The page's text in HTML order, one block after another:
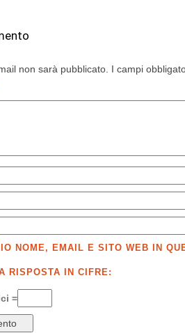
non sarà pubblicato. I campi
NOME, EMAIL E SITO WEB IN
RISPOSTA IN CIFRE:
=